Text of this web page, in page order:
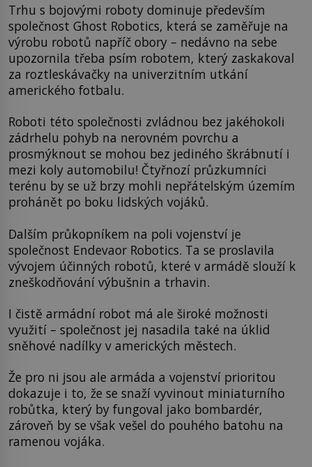
Trhu s bojovými roboty dominuje především
společnost Ghost Robotics, která se zaměřuje na
výrobu robotů napříč obory – nedávno na sebe
upozornila třeba psím robotem, který zaskakoval
za roztleskávačky na univerzitním utkání
amerického fotbalu.
Roboti této společnosti zvládnou bez jakéhokoli
zádrhelu pohyb na nerovném povrchu a
prosmýknout se mohou bez jediného škrábnutí i
mezi koly automobilu! Čtyřnozí průzkumníci
terénu by se už brzy mohli nepřátelským územím
prohánět po boku lidských vojáků.
Dalším průkopníkem na poli vojenství je
společnost Endevaor Robotics. Ta se proslavila
vývojem účinných robotů, které v armádě slouží k
zneškodňování výbušnin a trhavin.
I čistě armádní robot má ale široké možnosti
využití – společnost jej nasadila také na úklid
sněhové nadílky v amerických městech.
Že pro ni jsou ale armáda a vojenství prioritou
dokazuje i to, že se snaží vyvinout miniaturního
robůtka, který by fungoval jako bombardér,
zároveň by se však vešel do pouhého batohu na
ramenou vojáka.